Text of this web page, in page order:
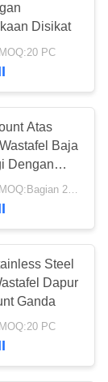
Disikat
PC
Atas
Baja
Dengan
dapat dinegosiasikan MOQ:Bagian 20/potongan
Steel
Dapur
Ganda
PC